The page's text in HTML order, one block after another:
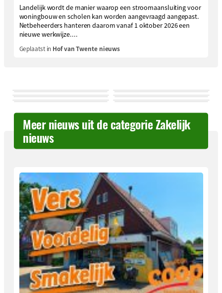
Landelijk wordt de manier waarop een stroomaansluiting voor
woningbouw en scholen kan worden aangevraagd aangepast.
Netbeheerders hanteren daarom vanaf 1 oktober 2026 een
nieuwe werkwijze....
Geplaatst in Hof van Twente nieuws
Meer nieuws uit de categorie Zakelijk
nieuws